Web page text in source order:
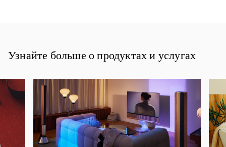
Узнайте больше о продуктах и услугах